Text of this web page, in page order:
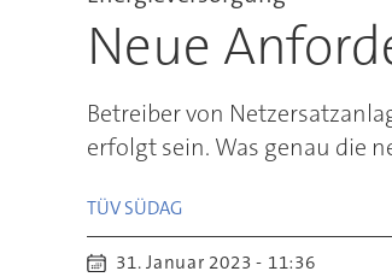
Neue
Betreiber von
erfolgt sein. Was genau die
TÜV SÜDAG
31. Januar 2023 - 11:36